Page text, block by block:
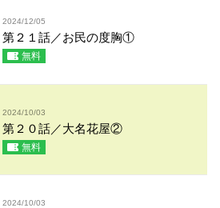
2024/12/05
第２１話／お民の度胸①
無料
2024/10/03
第２０話／大名花屋②
無料
2024/10/03